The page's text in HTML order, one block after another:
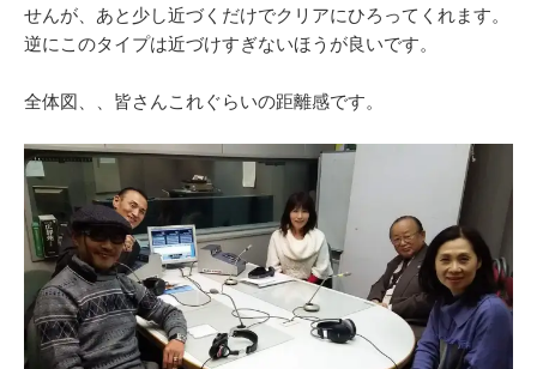
せんが、あと少し近づくだけでクリアにひろってくれます。
逆にこのタイプは近づけすぎないほうが良いです。
全体図、、皆さんこれぐらいの距離感です。